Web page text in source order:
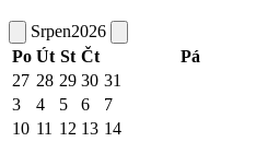
Srpen2026
Po Út St Čt Pá
27 28 29 30 31
3
4 5 6 7
10 11 12 13 14